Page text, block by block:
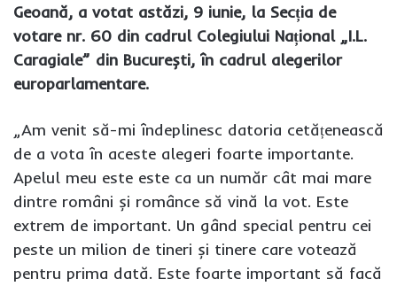
Geoană, a votat astăzi, 9 iunie, la Secția de
votare nr. 60 din cadrul Colegiului Național „I.L.
Caragiale” din București, în cadrul alegerilor
europarlamentare.
„Am venit să-mi îndeplinesc datoria cetățenească
de a vota în aceste alegeri foarte importante.
Apelul meu este este ca un număr cât mai mare
dintre români și românce să vină la vot. Este
extrem de important. Un gând special pentru cei
peste un milion de tineri și tinere care votează
pentru prima dată. Este foarte important să facă